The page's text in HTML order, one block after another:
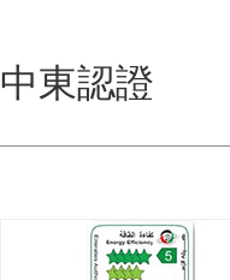
中東認證